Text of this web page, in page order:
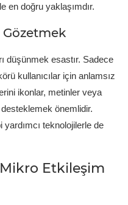
en doğru yaklaşımdır.
düşünmek esastır. Sadece
kullanıcılar için anlamsız
ikonlar, metinler veya
önemlidir.
teknolojilerle de
Etkileşim